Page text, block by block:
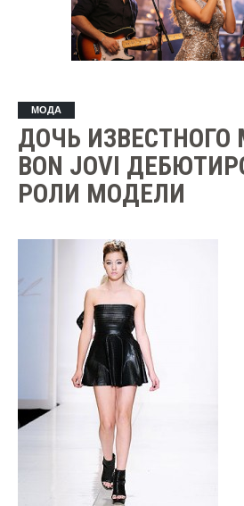
МОДА
ДОЧЬ
BON JOVI
РОЛИ МОДЕЛИ